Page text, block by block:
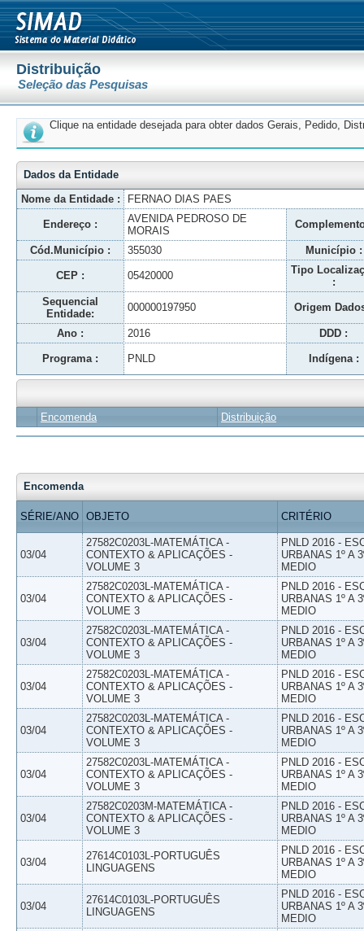
Distribuição
Seleção das Pesquisas
Clique na entidade desejada para obter dados Gerais, Pedido,
Dados da Entidade
Nome da Entidade :
FERNAO DIAS PAES
Endereço :
AVENIDA PEDROSO DE
MORAIS
Cód.Município : 355030 Município :
CEP : 05420000
Tipo
:
Sequencial
Entidade:
000000197950 Origem
Ano : 2016 DDD :
Programa : PNLD Indígena :
Encomenda Distribuição
Encomenda
SÉRIE/ANO OBJETO CRITÉRIO
03/04
27582C0203L-MATEMÁTICA -
CONTEXTO & APLICAÇÕES -
VOLUME 3
PNLD 2016 -
URBANAS 1º A
MEDIO
03/04
27582C0203L-MATEMÁTICA -
CONTEXTO & APLICAÇÕES -
VOLUME 3
PNLD 2016 -
URBANAS 1º A
MEDIO
03/04
27582C0203L-MATEMÁTICA -
CONTEXTO & APLICAÇÕES -
VOLUME 3
PNLD 2016 -
URBANAS 1º A
MEDIO
03/04
27582C0203L-MATEMÁTICA -
CONTEXTO & APLICAÇÕES -
VOLUME 3
PNLD 2016 -
URBANAS 1º A
MEDIO
03/04
27582C0203L-MATEMÁTICA -
CONTEXTO & APLICAÇÕES -
VOLUME 3
PNLD 2016 -
URBANAS 1º A
MEDIO
03/04
27582C0203L-MATEMÁTICA -
CONTEXTO & APLICAÇÕES -
VOLUME 3
PNLD 2016 -
URBANAS 1º A
MEDIO
03/04
27582C0203M-MATEMÁTICA -
CONTEXTO & APLICAÇÕES -
VOLUME 3
PNLD 2016 -
URBANAS 1º A
MEDIO
03/04
27614C0103L-PORTUGUÊS
LINGUAGENS
PNLD 2016 -
URBANAS 1º A
MEDIO
03/04
27614C0103L-PORTUGUÊS
LINGUAGENS
PNLD 2016 -
URBANAS 1º A
MEDIO